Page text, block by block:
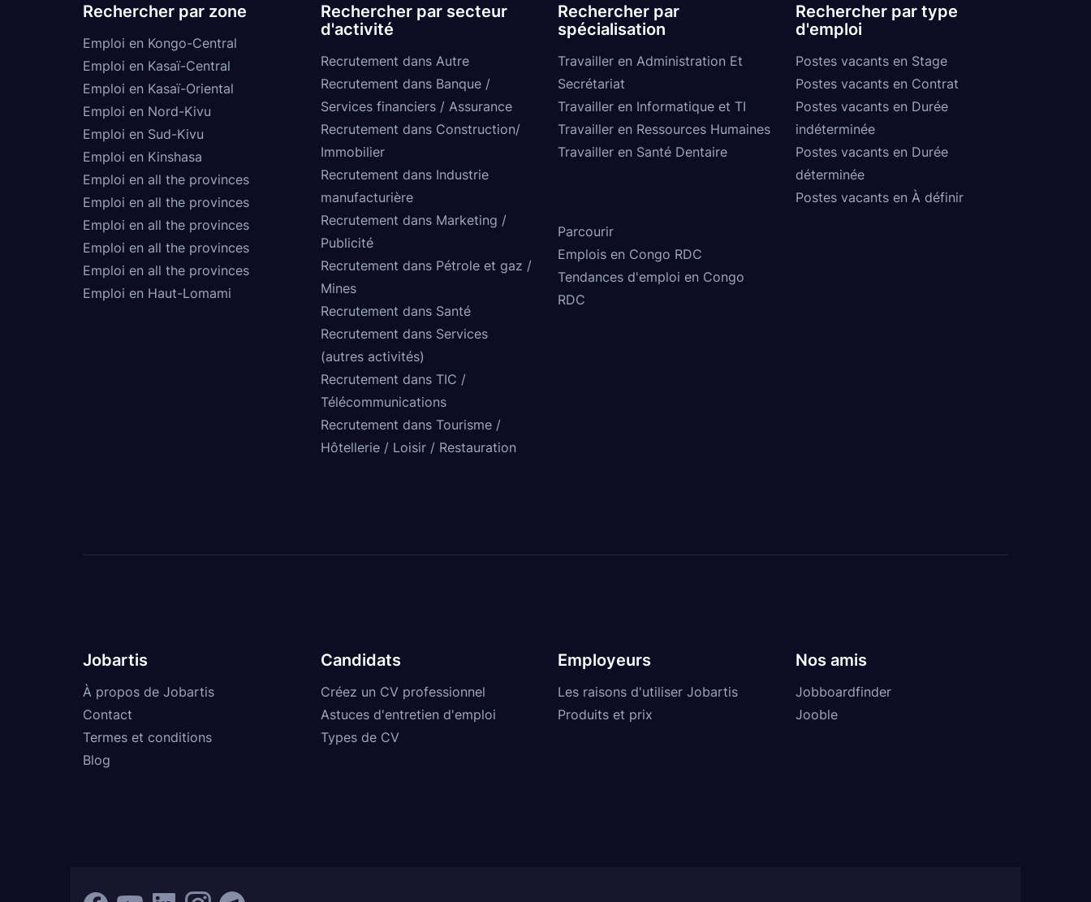
Rechercher par zone
Emploi en Kongo-Central
Emploi en Kasaï-Central
Emploi en Kasaï-Oriental
Emploi en Nord-Kivu
Emploi en Sud-Kivu
Emploi en Kinshasa
Emploi en all the provinces
Emploi en all the provinces
Emploi en all the provinces
Emploi en all the provinces
Emploi en all the provinces
Emploi en Haut-Lomami
Rechercher par secteur
d'activité
Recrutement dans Autre
Recrutement dans Banque /
Services financiers / Assurance
Recrutement dans Construction/
Immobilier
Recrutement dans Industrie
manufacturière
Recrutement dans Marketing /
Publicité
Recrutement dans Pétrole et gaz /
Mines
Recrutement dans Santé
Recrutement dans Services
(autres activités)
Recrutement dans TIC /
Télécommunications
Recrutement dans Tourisme /
Hôtellerie / Loisir / Restauration
Rechercher par
spécialisation
Travailler en Administration Et
Secrétariat
Travailler en Informatique et TI
Travailler en Ressources Humaines
Travailler en Santé Dentaire
Rechercher par type
d'emploi
Postes vacants en Stage
Postes vacants en Contrat
Postes vacants en Durée
indéterminée
Postes vacants en Durée
déterminée
Postes vacants en À définir
Parcourir
Emplois en Congo RDC
Tendances d'emploi en Congo
RDC
Jobartis
À propos de Jobartis
Contact
Termes et conditions
Blog
Candidats
Créez un CV professionnel
Astuces d'entretien d'emploi
Types de CV
Employeurs
Les raisons d'utiliser Jobartis
Produits et prix
Nos amis
Jobboardfinder
Jooble